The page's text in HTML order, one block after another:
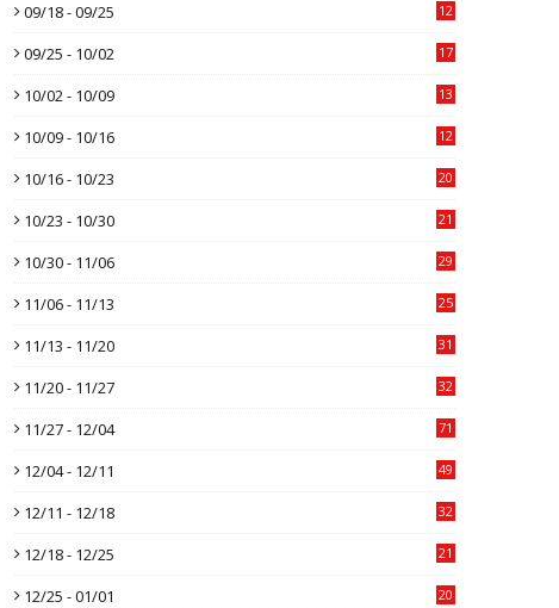
09/18 - 09/25 12
09/25 - 10/02 17
10/02 - 10/09 13
10/09 - 10/16 12
10/16 - 10/23 20
10/23 - 10/30 21
10/30 - 11/06 29
11/06 - 11/13 25
11/13 - 11/20 31
11/20 - 11/27 32
11/27 - 12/04 71
12/04 - 12/11 49
12/11 - 12/18 32
12/18 - 12/25 21
12/25 - 01/01 20